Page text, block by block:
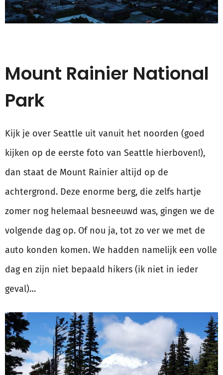
Mount Rainier National
Park
Kijk je over Seattle uit vanuit het noorden (goed
kijken op de eerste foto van Seattle hierboven!),
dan staat de Mount Rainier altijd op de
achtergrond. Deze enorme berg, die zelfs hartje
zomer nog helemaal besneeuwd was, gingen we de
volgende dag op. Of nou ja, tot zo ver we met de
auto konden komen. We hadden namelijk een volle
dag en zijn niet bepaald hikers (ik niet in ieder
geval)…